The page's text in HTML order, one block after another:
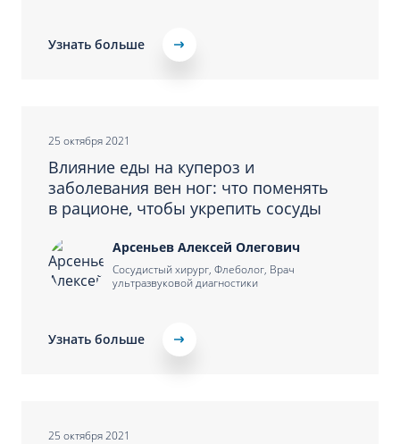
Узнать больше
25 октября 2021
Влияние еды на купероз и
заболевания вен ног: что поменять
в рационе, чтобы укрепить сосуды
Арсеньев Алексей Олегович
Сосудистый хирург, Флеболог, Врач
ультразвуковой диагностики
Узнать больше
25 октября 2021